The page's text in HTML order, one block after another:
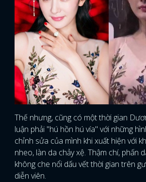
Thế nhưng, cũng có một thời gian
luận phải "hú hồn hú vía" với những
chỉnh sửa của mình khi xuất hiện với
nheo, làn da chảy xệ. Thậm chí, phấn
không che nổi dấu vết thời gian trên
diễn viên.